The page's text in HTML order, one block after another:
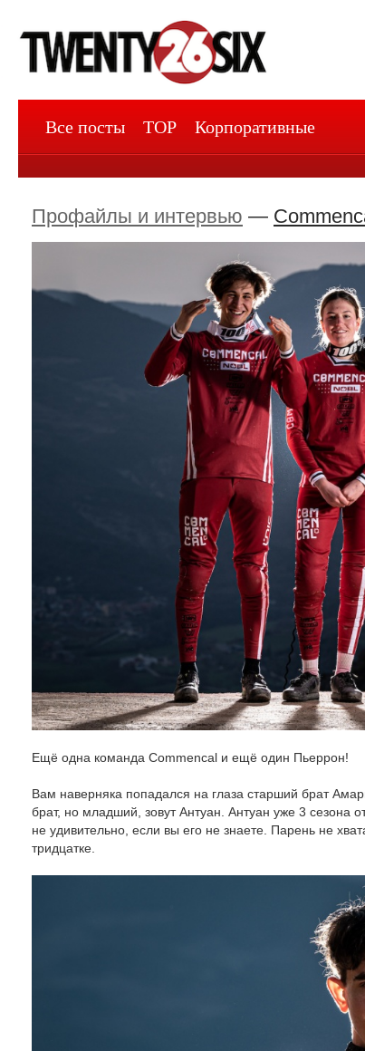
Все посты TOP Корпоративные
Профайлы и интервью —
Ещё одна команда Commencal и ещё один Пьеррон!
Вам наверняка попадался на глаза старший брат
брат, но младший, зовут Антуан. Антуан уже 3 сезона
не удивительно, если вы его не знаете. Парень не
тридцатке.